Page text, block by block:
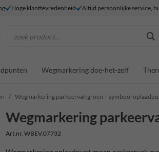
Hoge klanttevredenheid Altijd persoonlijke service,
zoek product...
Wegmarkering doe-het-zelf
Wegmarkering parkeervak groen + symbool
Wegmarkering
Art.nr. WBEV.07732